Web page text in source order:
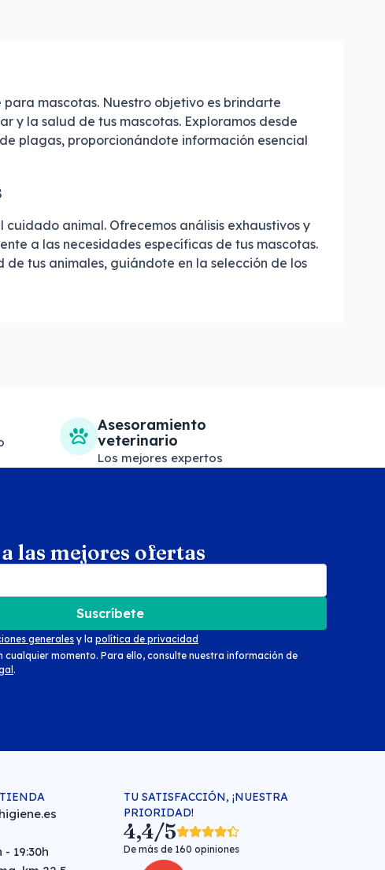
mascotas. Nuestro objetivo es brindarte
y la salud de tus mascotas. Exploramos desde
plagas, proporcionándote información esencial
animal. Ofrecemos análisis exhaustivos y
a las necesidades específicas de tus mascotas.
tus animales, guiándote en la selección de los
Asesoramiento
veterinario
Los mejores expertos
las mejores ofertas
Suscríbete
generales y la política de privacidad
cualquier momento. Para ello, consulte nuestra información de
.
Search
19:30h
TU SATISFACCIÓN, ¡NUESTRA
PRIORIDAD!
4,4/5
De más de 160 opiniones